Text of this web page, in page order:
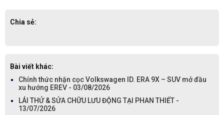
Chia sẻ:
Bài viết khác:
Chính thức nhận cọc Volkswagen ID. ERA 9X – SUV mở đầu
xu hướng EREV - 03/08/2026
LÁI THỬ & SỬA CHỮU LƯU ĐỘNG TẠI PHAN THIẾT -
13/07/2026